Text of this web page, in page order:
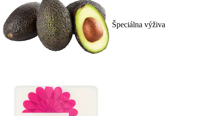
Špeciálna výživa